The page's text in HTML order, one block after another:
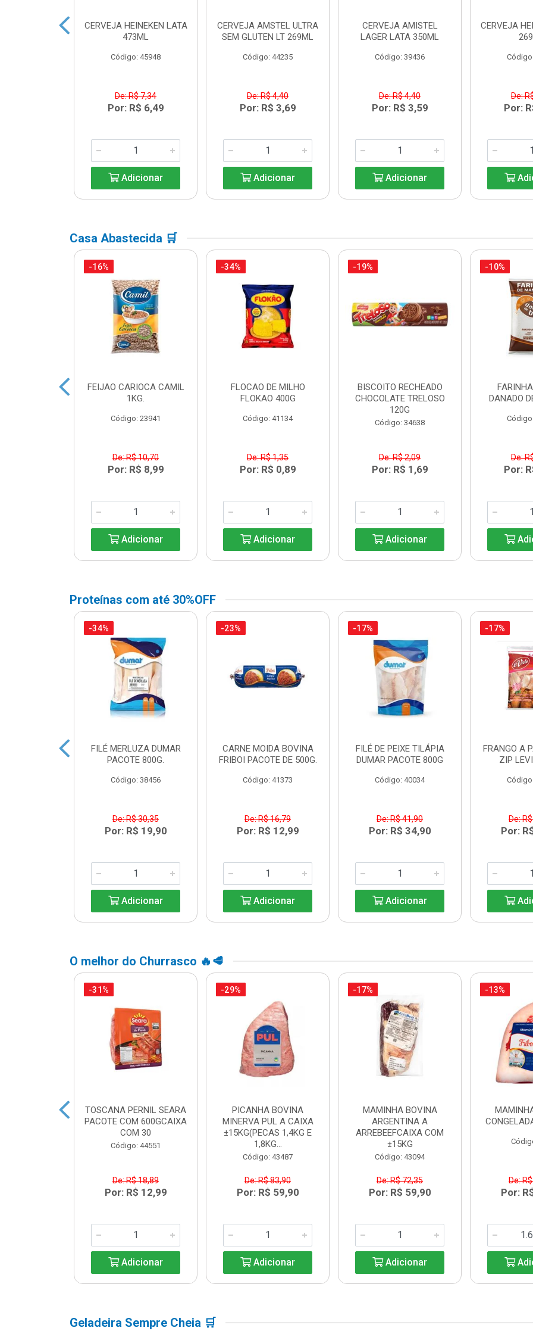
CERVEJA HEINEKEN LATA
473ML
Código: 45948
De: R$ 7,34
Por: R$ 6,49
Adicionar
CERVEJA AMSTEL ULTRA
SEM GLUTEN LT 269ML
Código: 44235
De: R$ 4,40
Por: R$ 3,69
Adicionar
CERVEJA AMISTEL
LAGER LATA 350ML
Código: 39436
De: R$ 4,40
Por: R$ 3,59
Adicionar
CERVEJA
De:
Por:
Casa Abastecida 🛒
-16%
FEIJAO CARIOCA CAMIL
1KG.
Código: 23941
De: R$ 10,70
Por: R$ 8,99
Adicionar
-34%
FLOCAO DE MILHO
FLOKAO 400G
Código: 41134
De: R$ 1,35
Por: R$ 0,89
Adicionar
-19%
BISCOITO RECHEADO
CHOCOLATE TRELOSO
120G
Código: 34638
De: R$ 2,09
Por: R$ 1,69
Adicionar
-10%
DANADO
De:
Por:
Proteínas com até 30%OFF
-34%
FILÉ MERLUZA DUMAR
PACOTE 800G.
Código: 38456
De: R$ 30,35
Por: R$ 19,90
Adicionar
-23%
CARNE MOIDA BOVINA
FRIBOI PACOTE DE 500G.
Código: 41373
De: R$ 16,79
Por: R$ 12,99
Adicionar
-17%
FILÉ DE PEIXE TILÁPIA
DUMAR PACOTE 800G
Código: 40034
De: R$ 41,90
Por: R$ 34,90
Adicionar
-17%
FRANGO A
ZIP
De:
Por:
O melhor do Churrasco 🔥🥩
-31%
TOSCANA PERNIL SEARA
PACOTE COM 600GCAIXA
COM 30
Código: 44551
De: R$ 18,89
Por: R$ 12,99
Adicionar
-29%
PICANHA BOVINA
MINERVA PUL A CAIXA
±15KG(PECAS 1,4KG E
1,8KG...
Código: 43487
De: R$ 83,90
Por: R$ 59,90
Adicionar
-17%
MAMINHA BOVINA
ARGENTINA A
ARREBEEFCAIXA COM
±15KG
Código: 43094
De: R$ 72,35
Por: R$ 59,90
Adicionar
-13%
De:
Por:
Geladeira Sempre Cheia 🛒